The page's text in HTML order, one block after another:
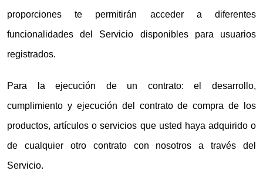
proporciones te permitirán acceder a diferentes
funcionalidades del Servicio disponibles para usuarios
registrados.
Para la ejecución de un contrato: el desarrollo,
cumplimiento y ejecución del contrato de compra de los
productos, artículos o servicios que usted haya adquirido o
de cualquier otro contrato con nosotros a través del
Servicio.